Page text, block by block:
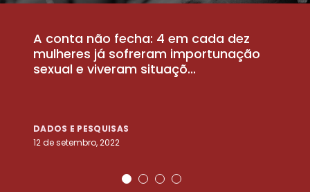
A conta não fecha: 4 em cada dez
mulheres já sofreram importunação
sexual e viveram situaçõ...
DADOS E PESQUISAS
12 de setembro, 2022